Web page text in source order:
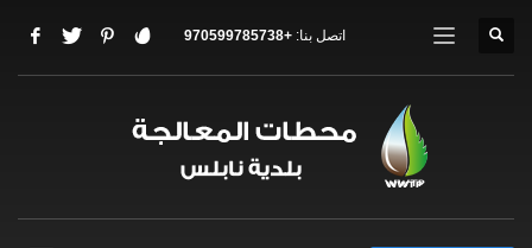
اتصل بنا: +970599785738